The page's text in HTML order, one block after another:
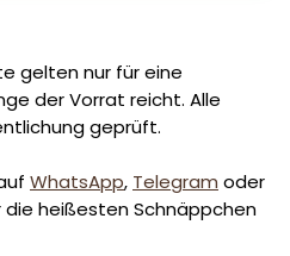
gelten nur für eine
der Vorrat reicht. Alle
geprüft.
WhatsApp, Telegram oder
heißesten Schnäppchen